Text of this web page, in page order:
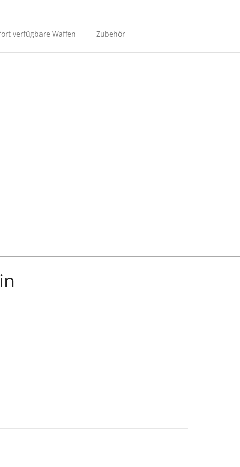
verfügbare Waffen Zubehör